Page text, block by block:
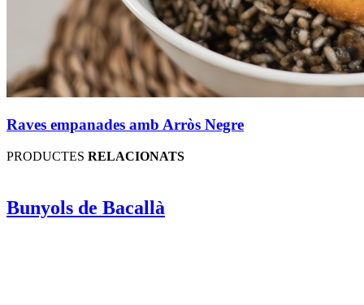
Raves empanades amb Arròs Negre
PRODUCTES RELACIONATS
Bunyols de Bacallà